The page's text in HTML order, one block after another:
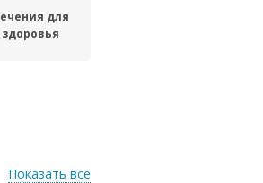
для
здоровья
Показать все